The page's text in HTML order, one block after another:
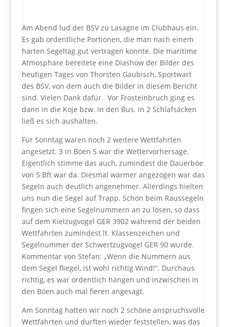
Am Abend lud der BSV zu Lasagne im Clubhaus ein.
Es gab ordentliche Portionen, die man nach einem
harten Segeltag gut vertragen konnte. Die maritime
Atmosphäre bereitete eine Diashow der Bilder des
heutigen Tages von Thorsten Gaubisch, Sportwart
des BSV, von dem auch die Bilder in diesem Bericht
sind. Vielen Dank dafür. Vor Frosteinbruch ging es
dann in die Koje bzw. in den Bus. In 2 Schlafsäcken
ließ es sich aushalten.
Für Sonntag waren noch 2 weitere Wettfahrten
angesetzt. 3 in Böen 5 war die Wettervorhersage.
Eigentlich stimme das auch, zumindest die Dauerböe
von 5 Bft war da. Diesmal wärmer angezogen war das
Segeln auch deutlich angenehmer. Allerdings hielten
uns nun die Segel auf Trapp. Schon beim Raussegeln
fingen sich eine Segelnummern an zu lösen, so dass
auf dem Kielzugvogel GER 3902 während der beiden
Wettfahrten zumindest lt. Klassenzeichen und
Segelnummer der Schwertzugvogel GER 90 wurde.
Kommentar von Stefan: „Wenn die Nummern aus
dem Segel fliegel, ist wohl richtig Wind!“. Durchaus
richtig, es war ordentlich hängen und inzwischen in
den Böen auch mal fieren angesagt.
Am Sonntag hatten wir noch 2 schöne anspruchsvolle
Wettfahrten und durften wieder feststellen, was das